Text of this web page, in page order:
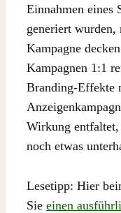
Einnahmen eines
generiert wurden,
Kampagne
Kampagnen 1:1
Branding-Effekte
Wirkung entfaltet,
noch etwas
Lesetipp: Hier
Sie einen